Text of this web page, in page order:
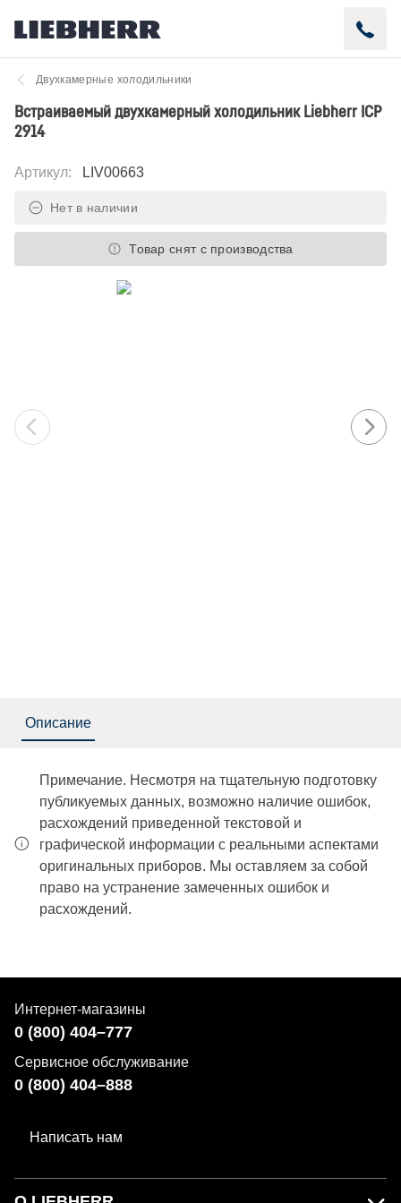
Двухкамерные холодильники
Встраиваемый двухкамерный холодильник Liebherr ICP
2914
Артикул: LIV00663
Нет в наличии
Товар снят с производства
Описание
Примечание. Несмотря на тщательную подготовку
публикуемых данных, возможно наличие ошибок,
расхождений приведенной текстовой и
графической информации с реальными аспектами
оригинальных приборов. Мы оставляем за собой
право на устранение замеченных ошибок и
расхождений.
Интернет-магазины
0 (800) 404–777
Сервисное обслуживание
0 (800) 404–888
Написать нам